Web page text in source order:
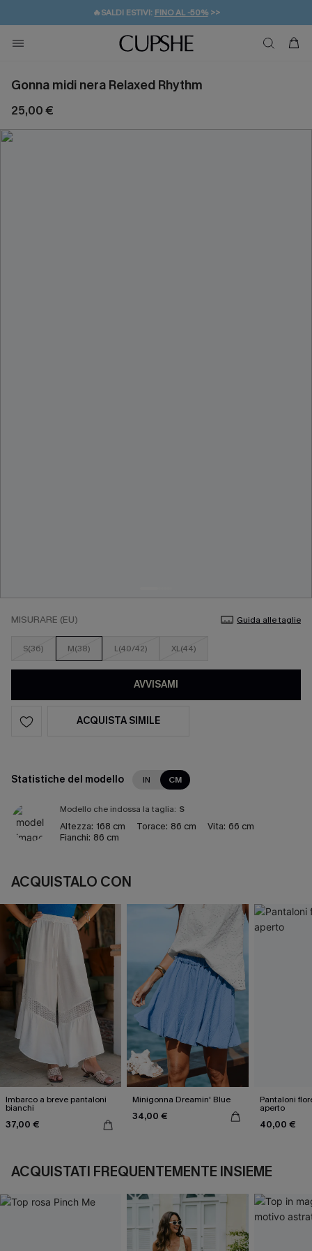
🔥SALDI ESTIVI: FINO AL -50%>>
🚚SPEDIZIONE GRATUITA DA 49€
💌REGALO PER I NUOVI: 20% DI SCONTO*
Gonna midi nera Relaxed Rhythm
25,00 €
MISURARE (EU) Guida alle taglie
S(36) M(38) L(40/42) XL(44)
AVVISAMI
ACQUISTA SIMILE
Statistiche del modello IN CM
Modello che indossa la taglia: S
Altezza: 168 cm Torace: 86 cm Vita: 66 cm
Fianchi: 86 cm
ACQUISTALO CON
Imbarco a breve pantaloni
bianchi
37,00 €
Minigonna Dreamin' Blue
34,00 €
Pantaloni
aperto
40,00 €
ACQUISTATI FREQUENTEMENTE INSIEME